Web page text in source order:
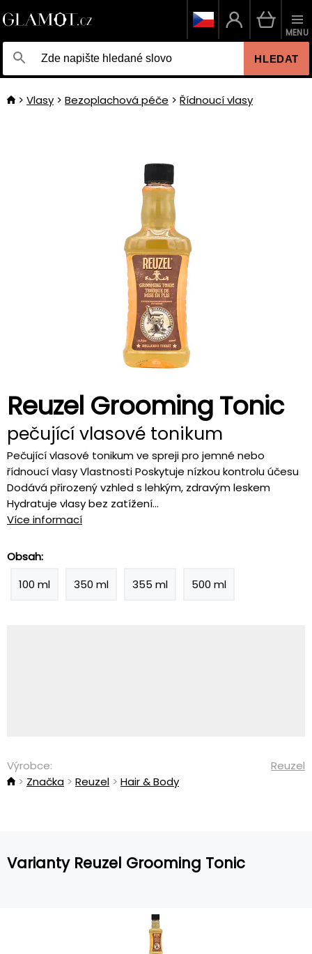
HLEDAT
MENU
Vlasy Bezoplachová péče Řídnoucí vlasy
Reuzel Grooming Tonic
pečující vlasové tonikum
Pečující vlasové tonikum ve spreji pro jemné nebo
řídnoucí vlasy Vlastnosti Poskytuje nízkou kontrolu účesu
Dodává přirozený vzhled s lehkým, zdravým leskem
Hydratuje vlasy bez zatížení...
Více informací
Obsah:
100 ml
350 ml 355 ml 500 ml
Výrobce:
Reuzel
Značka
Reuzel Hair & Body
Varianty Reuzel Grooming Tonic